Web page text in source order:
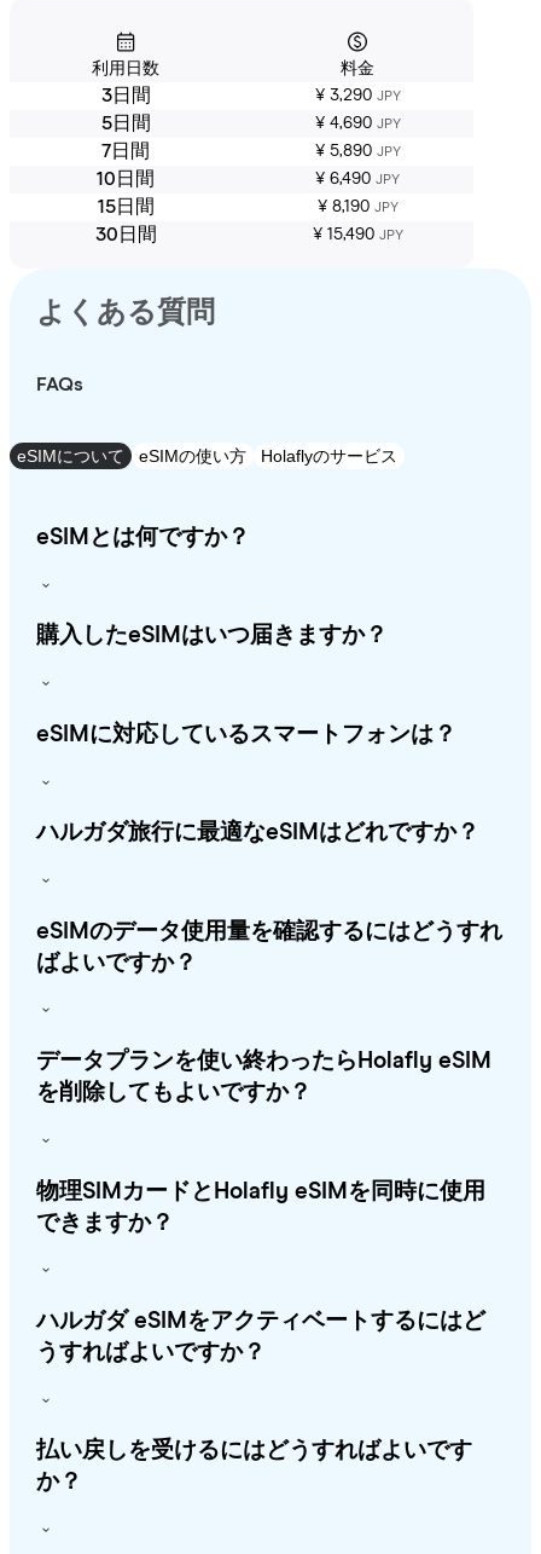
利用日数 料金
3日間 ¥ 3,290 JPY
5日間 ¥ 4,690 JPY
7日間 ¥ 5,890 JPY
10日間 ¥ 6,490 JPY
15日間 ¥ 8,190 JPY
30日間 ¥ 15,490 JPY
よくある質問
FAQs
eSIMについて eSIMの使い方 Holaflyのサービス
eSIMとは何ですか？
購入したeSIMはいつ届きますか？
eSIMに対応しているスマートフォンは？
ハルガダ旅行に最適なeSIMはどれですか？
eSIMのデータ使用量を確認するにはどうすれ
ばよいですか？
データプランを使い終わったらHolafly eSIM
を削除してもよいですか？
物理SIMカードとHolafly eSIMを同時に使用
できますか？
ハルガダ eSIMをアクティベートするにはど
うすればよいですか？
払い戻しを受けるにはどうすればよいです
か？